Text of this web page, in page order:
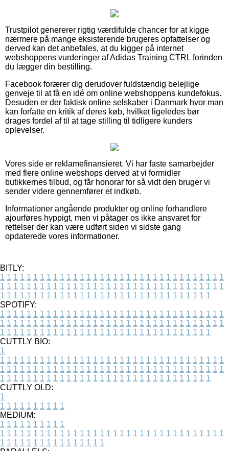
Trustpilot genererer rigtig værdifulde chancer for at kigge
nærmere på mange eksisterende brugeres opfattelser og
derved kan det anbefales, at du kigger på internet
webshoppens vurderinger af Adidas Training CTRL forinden
du lægger din bestilling.
Facebook forærer dig derudover fuldstændig belejlige
genveje til at få en idé om online webshoppens kundefokus.
Desuden er der faktisk online selskaber i Danmark hvor man
kan forfatte en kritik af deres køb, hvilket ligeledes bør
drages fordel af til at tage stilling til tidligere kunders
oplevelser.
Vores side er reklamefinansieret. Vi har faste samarbejder
med flere online webshops derved at vi formidler
butikkernes tilbud, og får honorar for så vidt den bruger vi
sender videre gennemfører et indkøb.
Informationer angående produkter og online forhandlere
ajourføres hyppigt, men vi påtager os ikke ansvaret for
rettelser der kan være udført siden vi sidste gang
opdaterede vores informationer.
BITLY:
1 1 1 1 1 1 1 1 1 1 1 1 1 1 1 1 1 1 1 1 1 1 1 1 1 1 1 1 1 1 1 1 1 1
1 1 1 1 1 1 1 1 1 1 1 1 1 1 1 1 1 1 1 1 1 1 1 1 1 1 1 1 1 1 1 1 1 1
1 1 1 1 1 1 1 1 1 1 1 1 1 1 1 1 1 1 1 1 1 1 1 1 1 1 1 1 1 1 1 1
SPOTIFY:
1 1 1 1 1 1 1 1 1 1 1 1 1 1 1 1 1 1 1 1 1 1 1 1 1 1 1 1 1 1 1 1 1 1
1 1 1 1 1 1 1 1 1 1 1 1 1 1 1 1 1 1 1 1 1 1 1 1 1 1 1 1 1 1 1 1 1 1
1 1 1 1 1 1 1 1 1 1 1 1 1 1 1 1 1 1 1 1 1 1 1 1 1 1 1 1 1 1 1 1
CUTTLY BIO:
1
1 1 1 1 1 1 1 1 1 1 1 1 1 1 1 1 1 1 1 1 1 1 1 1 1 1 1 1 1 1 1 1 1 1
1 1 1 1 1 1 1 1 1 1 1 1 1 1 1 1 1 1 1 1 1 1 1 1 1 1 1 1 1 1 1 1 1 1
1 1 1 1 1 1 1 1 1 1 1 1 1 1 1 1 1 1 1 1 1 1 1 1 1 1 1 1 1 1 1 1
CUTTLY OLD:
1
1 1 1 1 1 1 1 1 1 1
MEDIUM:
1 1 1 1 1 1 1 1 1 1
1 1 1 1 1 1 1 1 1 1 1 1 1 1 1 1 1 1 1 1 1 1 1 1 1 1 1 1 1 1 1 1 1 1
1 1 1 1 1 1 1 1 1 1 1 1 1 1 1 1